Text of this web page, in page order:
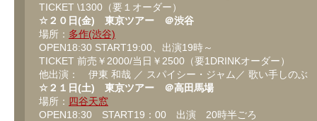
TICKET \1300（要１オーダー）
☆２０日(金) 東京ツアー ＠渋谷
場所： 多作(渋谷)
OPEN18:30 START19:00、出演19時～
TICKET 前売￥2000/当日￥2500（要1DRINKオーダー）
他出演： 伊東 和哉 ／ スパイシー・ジャム／ 歌い手しのぶ
☆２１日(土) 東京ツアー ＠高田馬場
場所： 四谷天窓
OPEN18:30 START19：00 出演 20時半ごろ